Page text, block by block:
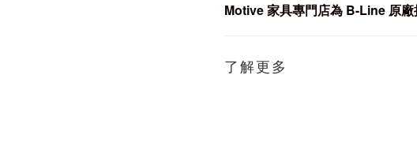
Motive家具專門店為 B-Line 原
了解更多